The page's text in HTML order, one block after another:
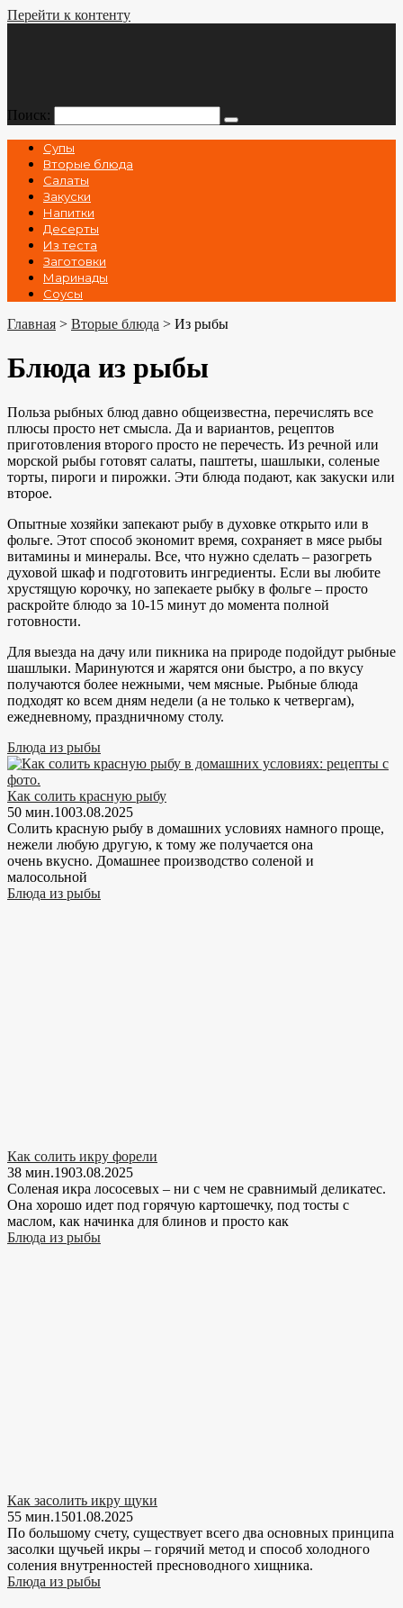
Перейти к контенту
Поиск:
Супы
Вторые блюда
Салаты
Закуски
Напитки
Десерты
Из теста
Заготовки
Маринады
Соусы
Главная > Вторые блюда > Из рыбы
Блюда из рыбы
Польза рыбных блюд давно общеизвестна, перечислять все
плюсы просто нет смысла. Да и вариантов, рецептов
приготовления второго просто не перечесть. Из речной или
морской рыбы готовят салаты, паштеты, шашлыки, соленые
торты, пироги и пирожки. Эти блюда подают, как закуски или
второе.
Опытные хозяйки запекают рыбу в духовке открыто или в
фольге. Этот способ экономит время, сохраняет в мясе рыбы
витамины и минералы. Все, что нужно сделать – разогреть
духовой шкаф и подготовить ингредиенты. Если вы любите
хрустящую корочку, но запекаете рыбку в фольге – просто
раскройте блюдо за 10-15 минут до момента полной
готовности.
Для выезда на дачу или пикника на природе подойдут рыбные
шашлыки. Маринуются и жарятся они быстро, а по вкусу
получаются более нежными, чем мясные. Рыбные блюда
подходят ко всем дням недели (а не только к четвергам),
ежедневному, праздничному столу.
Блюда из рыбы
Как солить красную рыбу
50 мин.1003.08.2025
Солить красную рыбу в домашних условиях намного проще,
нежели любую другую, к тому же получается она
очень вкусно. Домашнее производство соленой и
малосольной
Блюда из рыбы
Как солить икру форели
38 мин.1903.08.2025
Соленая икра лососевых – ни с чем не сравнимый деликатес.
Она хорошо идет под горячую картошечку, под тосты с
маслом, как начинка для блинов и просто как
Блюда из рыбы
Как засолить икру щуки
55 мин.1501.08.2025
По большому счету, существует всего два основных принципа
засолки щучьей икры – горячий метод и способ холодного
соления внутренностей пресноводного хищника.
Блюда из рыбы